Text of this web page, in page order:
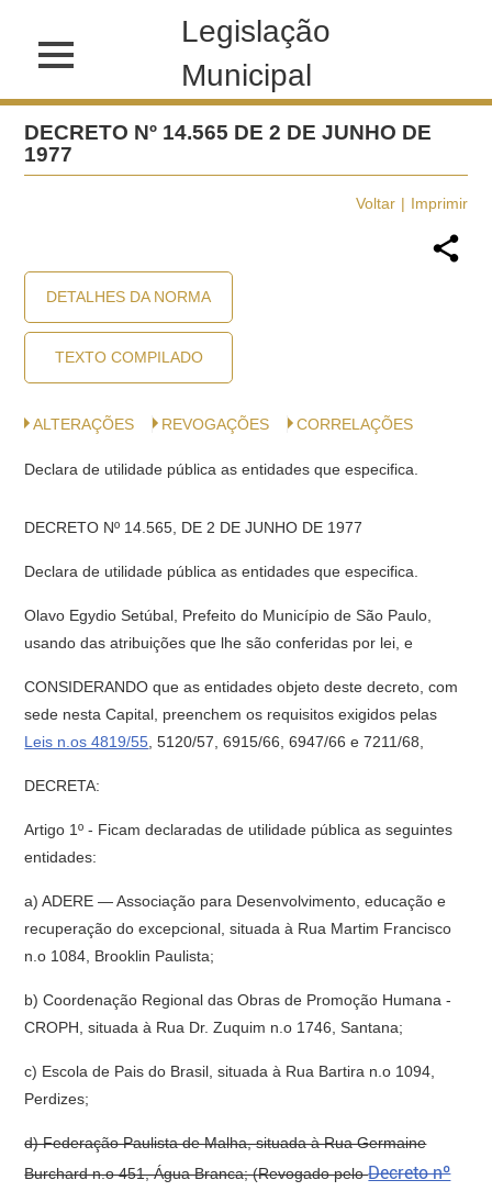
Legislação
Municipal
DECRETO Nº 14.565 DE 2 DE JUNHO DE
1977
Voltar Imprimir
DETALHES DA NORMA
TEXTO COMPILADO
ALTERAÇÕES REVOGAÇÕES CORRELAÇÕES
Declara de utilidade pública as entidades que especifica.
DECRETO Nº 14.565, DE 2 DE JUNHO DE 1977
Declara de utilidade pública as entidades que especifica.
Olavo Egydio Setúbal, Prefeito do Município de São Paulo,
usando das atribuições que lhe são conferidas por lei, e
CONSIDERANDO que as entidades objeto deste decreto, com
sede nesta Capital, preenchem os requisitos exigidos pelas
Leis n.os 4819/55 , 5120/57, 6915/66, 6947/66 e 7211/68,
DECRETA:
Artigo 1º - Ficam declaradas de utilidade pública as seguintes
entidades:
a) ADERE — Associação para Desenvolvimento, educação e
recuperação do excepcional, situada à Rua Martim Francisco
n.o 1084, Brooklin Paulista;
b) Coordenação Regional das Obras de Promoção Humana -
CROPH, situada à Rua Dr. Zuquim n.o 1746, Santana;
c) Escola de Pais do Brasil, situada à Rua Bartira n.o 1094,
Perdizes;
d) Federação Paulista de Malha, situada à Rua Germaine
Burchard n.o 451, Água Branca; (Revogado peloDecreto nº